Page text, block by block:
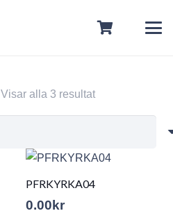
Visar alla 3 resultat
PFRKYRKA04
0.00 kr